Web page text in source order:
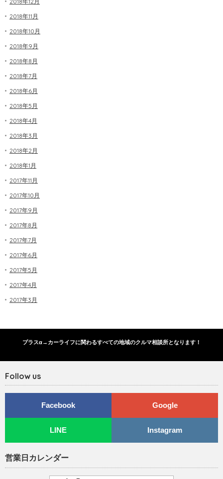
2018年11月
2018年10月
2018年9月
2018年8月
2018年7月
2018年6月
2018年5月
2018年4月
2018年3月
2018年2月
2018年1月
2017年11月
2017年10月
2017年9月
2017年8月
2017年7月
2017年6月
2017年5月
2017年4月
2017年3月
プラスα→カーライフに関わるすべての地域のクルマ相談所となります！
Follow us
Facebook Google
LINE Instagram
営業日カレンダー